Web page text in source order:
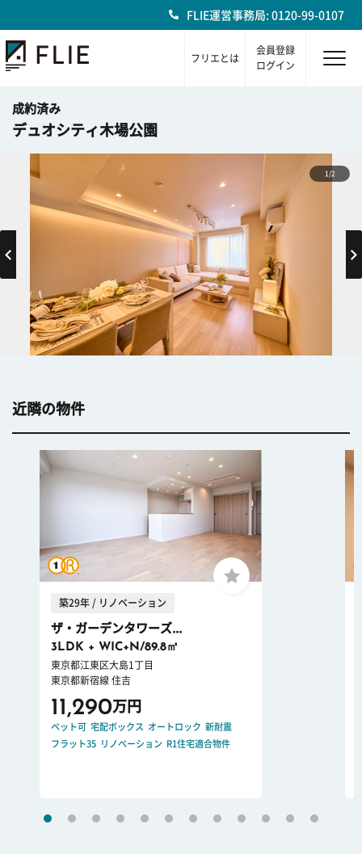
FLIE運営事務局: 0120-99-0107
フリエとは
会員登録
ログイン
成約済み
デュオシティ木場公園
1/2
近隣の物件
築29年 / リノベーション
ザ・ガーデンタワーズ...
3LDK + WIC+N/89.8㎡
東京都江東区大島1丁目
東京都新宿線 住吉
11,290万円
ペット可 宅配ボックス オートロック 新耐震
フラット35
リノベーション R1住宅適合物件